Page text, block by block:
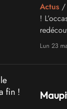
Actus/
!
Lun 23